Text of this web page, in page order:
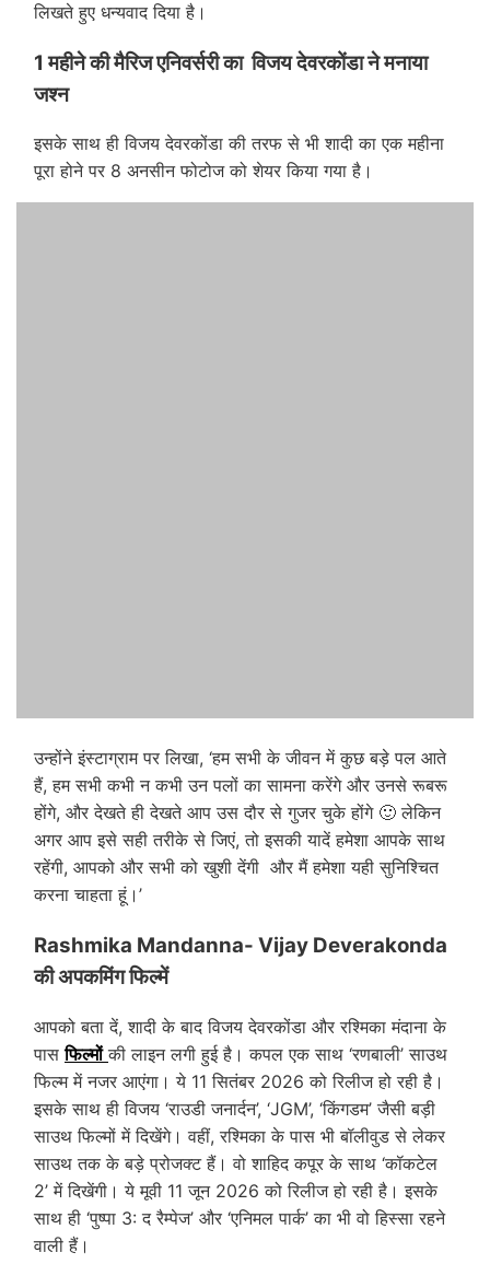
लिखते हुए धन्यवाद दिया है।
1 महीने की मैरिज एनिवर्सरी का विजय देवरकोंडा ने मनाया
जश्न
इसके साथ ही विजय देवरकोंडा की तरफ से भी शादी का एक महीना
पूरा होने पर 8 अनसीन फोटोज को शेयर किया गया है।
उन्होंने इंस्टाग्राम पर लिखा, ‘हम सभी के जीवन में कुछ बड़े पल आते
हैं, हम सभी कभी न कभी उन पलों का सामना करेंगे और उनसे रूबरू
होंगे, और देखते ही देखते आप उस दौर से गुजर चुके होंगे 🙂 लेकिन
अगर आप इसे सही तरीके से जिएं, तो इसकी यादें हमेशा आपके साथ
रहेंगी, आपको और सभी को खुशी देंगी और मैं हमेशा यही सुनिश्चित
करना चाहता हूं।’
Rashmika Mandanna- Vijay Deverakonda
की अपकमिंग फिल्में
आपको बता दें, शादी के बाद विजय देवरकोंडा और रश्मिका मंदाना के
पासफिल्मों की लाइन लगी हुई है। कपल एक साथ ‘रणबाली’ साउथ
फिल्म में नजर आएंगा। ये 11 सितंबर 2026 को रिलीज हो रही है।
इसके साथ ही विजय ‘राउडी जनार्दन’, ‘JGM’, ‘किंगडम’ जैसी बड़ी
साउथ फिल्मों में दिखेंगे। वहीं, रश्मिका के पास भी बॉलीवुड से लेकर
साउथ तक के बड़े प्रोजक्ट हैं। वो शाहिद कपूर के साथ ‘कॉकटेल
2’ में दिखेंगी। ये मूवी 11 जून 2026 को रिलीज हो रही है। इसके
साथ ही ‘पुष्पा 3: द रैम्पेज’ और ‘एनिमल पार्क’ का भी वो हिस्सा रहने
वाली हैं।